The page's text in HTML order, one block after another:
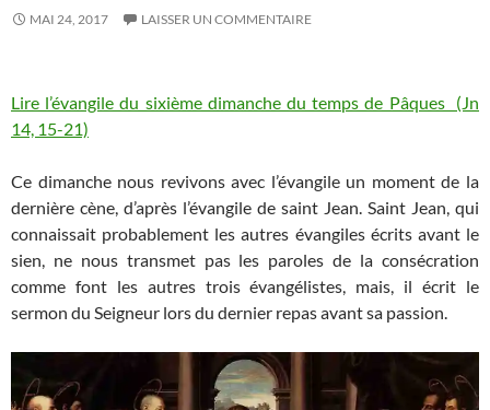
MAI 24, 2017 LAISSER UN COMMENTAIRE
Lire l’évangile du sixième dimanche du temps de Pâques (Jn
14, 15-21)
Ce dimanche nous revivons avec l’évangile un moment de la
dernière cène, d’après l’évangile de saint Jean. Saint Jean, qui
connaissait probablement les autres évangiles écrits avant le
sien, ne nous transmet pas les paroles de la consécration
comme font les autres trois évangélistes, mais, il écrit le
sermon du Seigneur lors du dernier repas avant sa passion.